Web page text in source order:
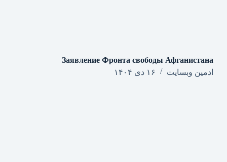
Заявление Фронта свободы Афганистана
ادمین وبسایت
۱۶ دی ۱۴۰۴